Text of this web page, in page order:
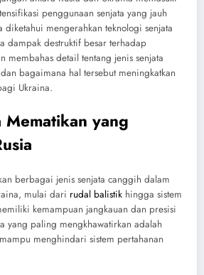
penggunaan senjata yang jauh
diketahui mengerahkan teknologi senjata
dampak destruktif besar terhadap
membahas detail tentang jenis senjata
bagaimana hal tersebut meningkatkan
Ukraina.
Mematikan yang
berbagai jenis senjata canggih dalam
mulai dari rudal balistik hingga sistem
kemampuan jangkauan dan presisi
yang paling mengkhawatirkan adalah
menghindari sistem pertahanan